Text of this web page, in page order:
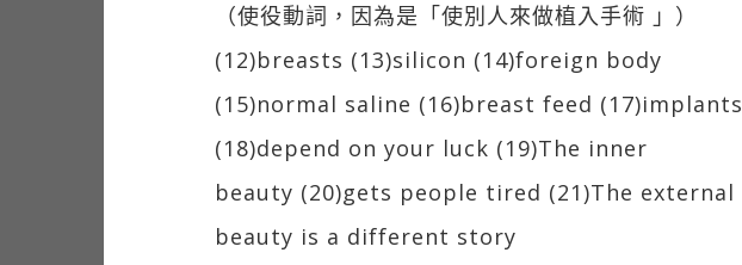
（使役動詞，因為是「使別人來做植入手術 」）
(12)breasts (13)silicon (14)foreign body
(15)normal saline (16)breast feed (17)implants
(18)depend on your luck (19)The inner
beauty (20)gets people tired (21)The external
beauty is a different story